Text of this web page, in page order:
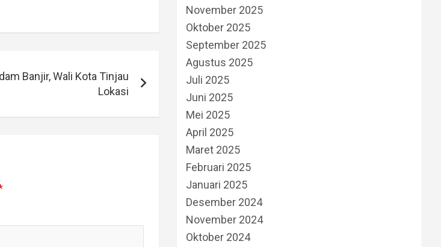
Banjir, Wali Kota Tinjau
Lokasi
November 2025
Oktober 2025
September 2025
Agustus 2025
Juli 2025
Juni 2025
Mei 2025
April 2025
Maret 2025
Februari 2025
Januari 2025
Desember 2024
November 2024
Oktober 2024